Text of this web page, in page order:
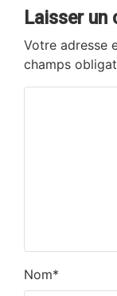
Laisser un
Votre adresse
champs
Nom*